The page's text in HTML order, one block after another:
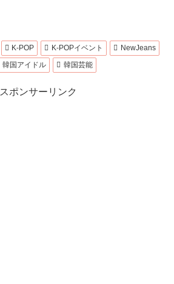
K-POP K-POPイベント
NewJeans
韓国アイドル 韓国芸能
スポンサーリンク